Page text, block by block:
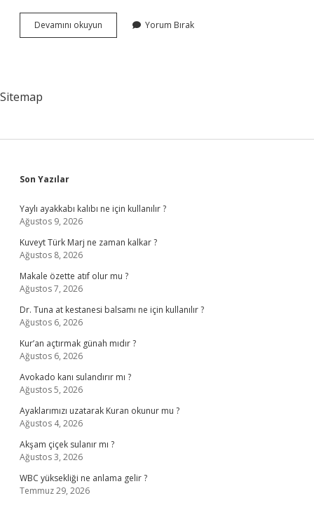
Devamını okuyun
Boyasının
Yorum Bırak
Sitemap
Sidebar
Son Yazılar
Yaylı ayakkabı kalıbı ne için kullanılır ?
Ağustos 9, 2026
Kuveyt Türk Marj ne zaman kalkar ?
Ağustos 8, 2026
Makale özette atıf olur mu ?
Ağustos 7, 2026
Dr. Tuna at kestanesi balsamı ne için kullanılır ?
Ağustos 6, 2026
Kur’an açtırmak günah mıdır ?
Ağustos 6, 2026
Avokado kanı sulandırır mı ?
Ağustos 5, 2026
Ayaklarımızı uzatarak Kuran okunur mu ?
Ağustos 4, 2026
Akşam çiçek sulanır mı ?
Ağustos 3, 2026
WBC yüksekliği ne anlama gelir ?
Temmuz 29, 2026